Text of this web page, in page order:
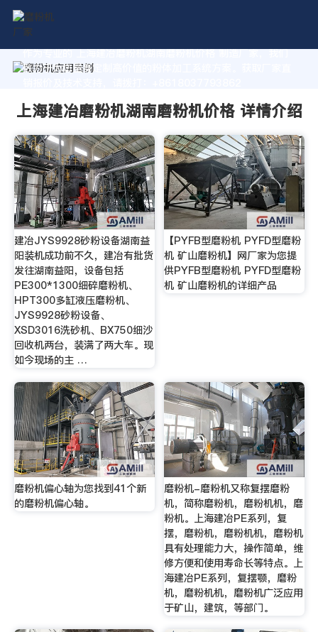
作为专业的 上海建冶磨粉机湖南磨粉机价格 制造厂家，我们
致力于为您量身定制高价值的粉体加工系统方案。获取厂家直
上海建冶磨粉机湖南磨粉机价格 详情介绍
建冶JYS9928砂粉设备湖南益
阳装机成功前不久，建冶有批货
发往湖南益阳，设备包括
PE300*1300细碎磨粉机、
HPT300多缸液压磨粉机、
JYS9928砂粉设备、
XSD3016洗砂机、BX750细沙
回收机两台，装满了两大车。现
如今现场的主 …
【PYFB型磨粉机 PYFD型磨粉
机 矿山磨粉机】网厂家为您提
供PYFB型磨粉机 PYFD型磨粉
机 矿山磨粉机的详细产品
磨粉机偏心轴为您找到41个新
的磨粉机偏心轴。
磨粉机-磨粉机又称复摆磨粉
机，简称磨粉机，磨粉机机，磨
粉机。上海建冶PE系列，复
摆，磨粉机，磨粉机机，磨粉机
具有处理能力大，操作简单，维
修方便和使用寿命长等特点。上
海建冶PE系列，复摆颚，磨粉
机，磨粉机机，磨粉机广泛应用
于矿山，建筑，等部门。